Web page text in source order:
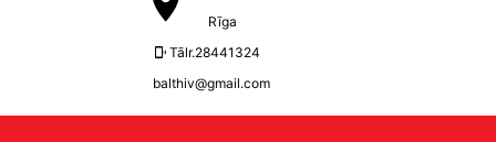
Rīga
Tālr.28441324
balthiv@gmail.com